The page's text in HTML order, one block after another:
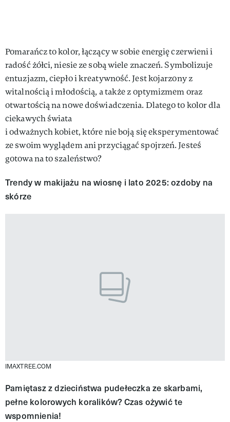
Pomarańcz to kolor, łączący w sobie energię czerwieni i
radość żółci, niesie ze sobą wiele znaczeń. Symbolizuje
entuzjazm, ciepło i kreatywność. Jest kojarzony z
witalnością i młodością, a także z optymizmem oraz
otwartością na nowe doświadczenia. Dlatego to kolor dla
ciekawych świata
i odważnych kobiet, które nie boją się eksperymentować
ze swoim wyglądem ani przyciągać spojrzeń. Jesteś
gotowa na to szaleństwo?
Trendy w makijażu na wiosnę i lato 2025: ozdoby na
skórze
IMAXTREE.COM
Pamiętasz z dzieciństwa pudełeczka ze skarbami,
pełne kolorowych koralików? Czas ożywić te
wspomnienia!